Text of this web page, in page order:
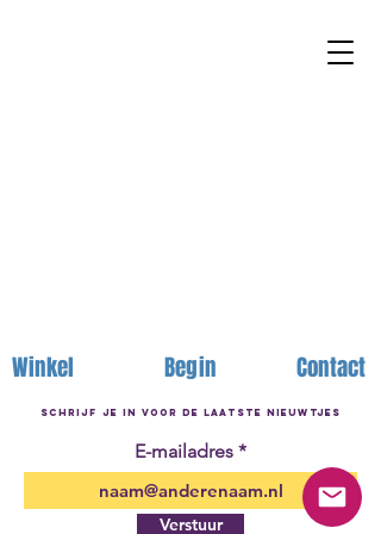
Winkel Begin Contact
schrijf je in voor de laatste nieuwtjes
E-mailadres
Verstuur